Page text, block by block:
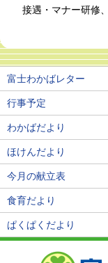
接遇・マナー研修
富士わかばレター
行事予定
わかばだより
ほけんだより
今月の献立表
食育だより
ぱくぱくだより